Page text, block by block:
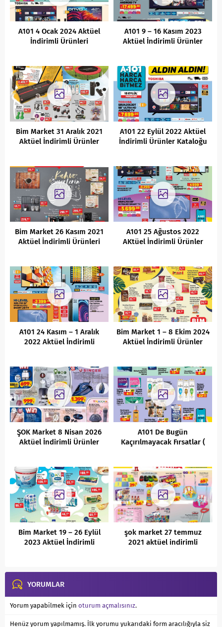
A101 4 Ocak 2024 Aktüel
İndirimli Ürünleri
A101 9 – 16 Kasım 2023
Aktüel İndirimli Ürünler
Bim Market 31 Aralık 2021
Aktüel İndirimli Ürünler
A101 22 Eylül 2022 Aktüel
İndirimli Ürünler Kataloğu
Bim Market 26 Kasım 2021
Aktüel İndirimli Ürünleri
A101 25 Ağustos 2022
AKtüel İndirimli Ürünler
A101 24 Kasım – 1 Aralık
2022 Aktüel İndirimli
Bim Market 1 – 8 Ekim 2024
Aktüel İndirimli Ürünler
ŞOK Market 8 Nisan 2026
Aktüel İndirimli Ürünler
A101 De Bugün
Kaçırılmayacak Fırsatlar (
Bim Market 19 – 26 Eylül
2023 Aktüel İndirimli
şok market 27 temmuz
2021 aktüel indirimli
YORUMLAR
Yorum yapabilmek için oturum açmalısınız.
Henüz yorum yapılmamış. İlk yorumu yukarıdaki form aracılığıyla siz